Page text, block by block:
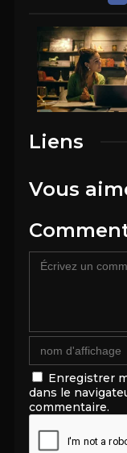
Liens
Vous
Enregistrer
dans le
commentaire.